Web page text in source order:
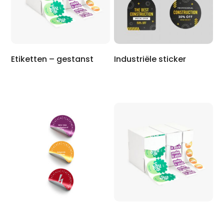
Etiketten – gestanst Industriële sticker